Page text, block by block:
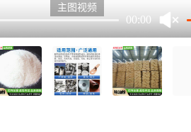
00:00
主图视频